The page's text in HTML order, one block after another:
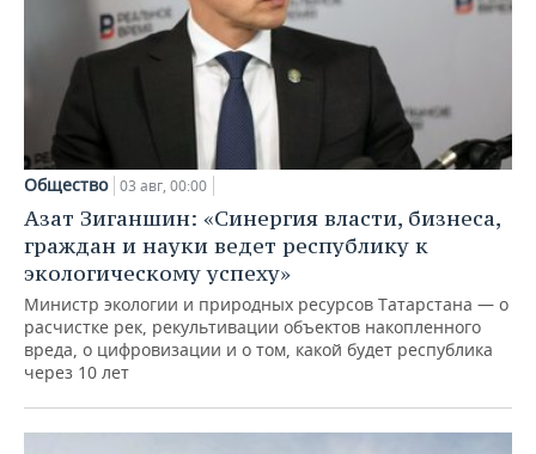
Общество 03 авг, 00:00
Азат Зиганшин: «Синергия власти, бизнеса,
граждан и науки ведет республику к
экологическому успеху»
Министр экологии и природных ресурсов Татарстана — о
расчистке рек, рекультивации объектов накопленного
вреда, о цифровизации и о том, какой будет республика
через 10 лет